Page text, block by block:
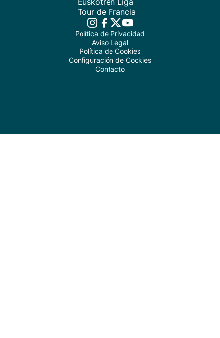
Euskotren Liga
Tour de Francia
Política de Privacidad
Aviso Legal
Política de Cookies
Configuración de Cookies
Contacto